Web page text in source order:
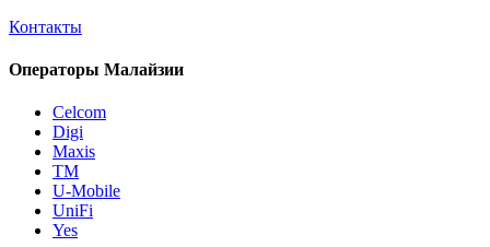
Контакты
Операторы Малайзии
Celcom
Digi
Maxis
TM
U-Mobile
UniFi
Yes